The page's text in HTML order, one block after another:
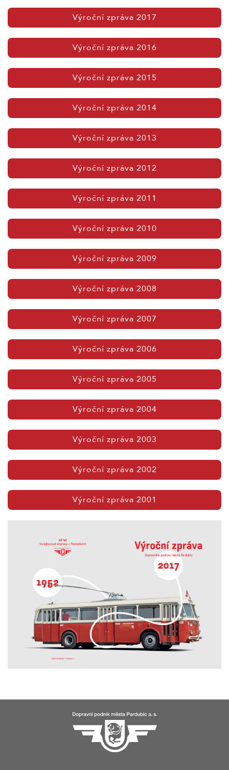
Výroční zpráva 2017
Výroční zpráva 2016
Výroční zpráva 2015
Výroční zpráva 2014
Výroční zpráva 2013
Výroční zpráva 2012
Výroční zpráva 2011
Výroční zpráva 2010
Výroční zpráva 2009
Výroční zpráva 2008
Výroční zpráva 2007
Výroční zpráva 2006
Výroční zpráva 2005
Výroční zpráva 2004
Výroční zpráva 2003
Výroční zpráva 2002
Výroční zpráva 2001